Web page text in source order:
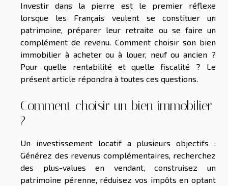
Investir dans la pierre est le premier réflexe
lorsque les Français veulent se constituer un
patrimoine, préparer leur retraite ou se faire un
complément de revenu. Comment choisir son bien
immobilier à acheter ou à louer, neuf ou ancien ?
Pour quelle rentabilité et quelle fiscalité ? Le
présent article répondra à toutes ces questions.
Comment choisir un bien immobilier
?
Un investissement locatif a plusieurs objectifs :
Générez des revenus complémentaires, recherchez
des plus-values ​​en vendant, construisez un
patrimoine pérenne, réduisez vos impôts en optant